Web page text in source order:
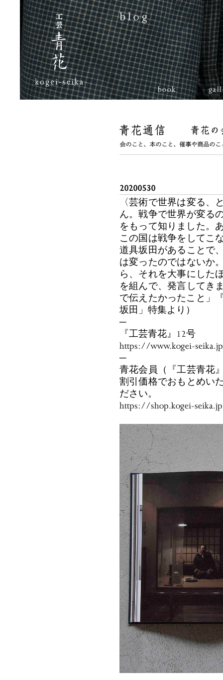
book
20200530
〈芸術で世界は変る、
ん。戦争で世界が変る
をもって知りました。
この国は戦争をしてこ
道具坂田があることで
は変ったのではないか
ら、それを大事にした
を組んで、発言してき
で伝えたかったこと」
坂田」特集より）
─
『工芸青花』12号
https://www.kogei-
─
青花会員（『工芸青花
割引価格でおもとめい
ださい。
https://shop.kogei-